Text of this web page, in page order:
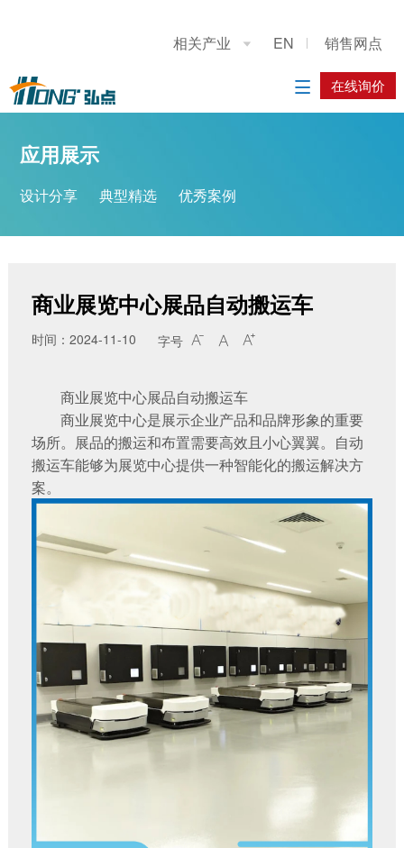
相关产业  EN 销售网点
在线询价

公司简介
设计分享
优秀案例
重型龙门上下料桁架机械手
工业机器人
履带底盘
系统方案
在线询价
应用展示
设计分享 典型精选 优秀案例
商业展览中心展品自动搬运车
时间：2024-11-10 字号   
商业展览中心展品自动搬运车
商业展览中心是展示企业产品和品牌形象的重要
场所。展品的搬运和布置需要高效且小心翼翼。自动
搬运车能够为展览中心提供一种智能化的搬运解决方
案。